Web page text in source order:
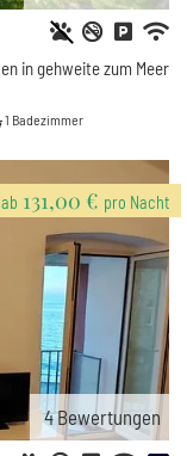
in gehweite zum Meer
1 Badezimmer
ab 131,00 € pro Nacht
4Bewertungen